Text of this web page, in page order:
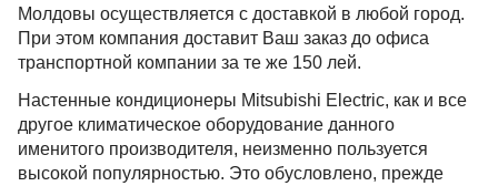
Молдовы осуществляется с доставкой в любой город.
При этом компания доставит Ваш заказ до офиса
транспортной компании за те же 150 лей.
Настенные кондиционеры Mitsubishi Electric, как и все
другое климатическое оборудование данного
именитого производителя, неизменно пользуется
высокой популярностью. Это обусловлено, прежде